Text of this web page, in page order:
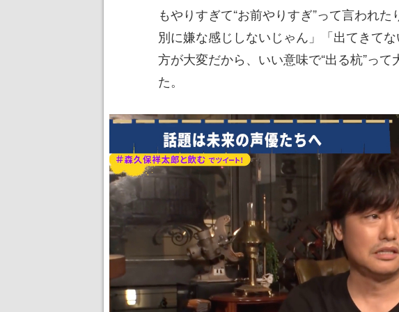
もやりすぎて“お前やりすぎ”って言われた
別に嫌な感じしないじゃん」「出てきて
方が大変だから、いい意味で“出る杭”っ
た。